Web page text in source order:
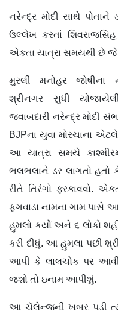
નરેન્દ્ર મોદી સાથે
ઉલ્લેખ કરતાં
એકતા યાત્રા સમયથી છે જે
મુરલી મનોહર જોષીના
શ્રીનગર સુધી
જવાબદારી નરેન્દ્ર મોદી
BJPના યુવા મોરચાના
આ યાત્રા સમયે
ભલભલાને ડર લાગતો હતો
રીતે તિરંગો ફરકાવવો.
ફગવાડા નામના ગામ પાસે
હુમલો કર્યો અને ૬ લોકો
કરી દીધું. આ હુમલા પછી
આપી કે લાલચોક પર આવીને
જશો તો ઇનામ આપીશું.
આ ચૅલેન્જની ખબર પડી